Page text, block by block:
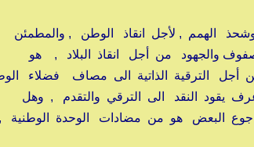
وشحذ الهمم , لأجل انقاذ الوطن , والمطمئن
والجهود من أجل انقاذ البلاد , هو
أجل الترقية الذاتية الى مصاف فضلاء
يقود النقد الى الترقي والتقدم , وهل
, جوع البعض هو من مضادات الوحدة الوطنية ,